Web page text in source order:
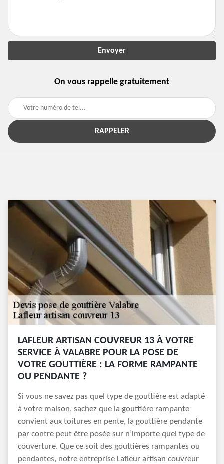
On vous rappelle gratuitement
LAFLEUR ARTISAN COUVREUR 13 À VOTRE
SERVICE À VALABRE POUR LA POSE DE
VOTRE GOUTTIÈRE : LA FORME RAMPANTE
OU PENDANTE ?
Si vous ne savez pas quel type de gouttière est adapté
à votre maison, sachez que la gouttière rampante
convient aux toitures en pente, la gouttière pendante
par contre peut être posée sur n’importe quel type de
couverture. Que ce soit des gouttières rampantes ou
pendantes, notre entreprise Lafleur artisan couvreur